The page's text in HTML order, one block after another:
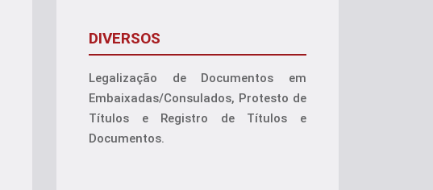
DIVERSOS
Legalização de Documentos em
Embaixadas/Consulados, Protesto de
Títulos e Registro de Títulos e
Documentos.